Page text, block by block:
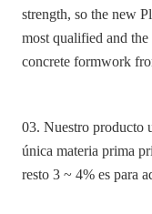
strength, so the new
most qualified and
concrete formwork
03. Nuestro producto
única materia prima
resto 3 ~ 4% es para